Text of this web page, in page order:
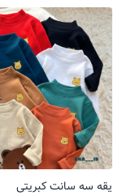
یقه سه سانت کبریتی